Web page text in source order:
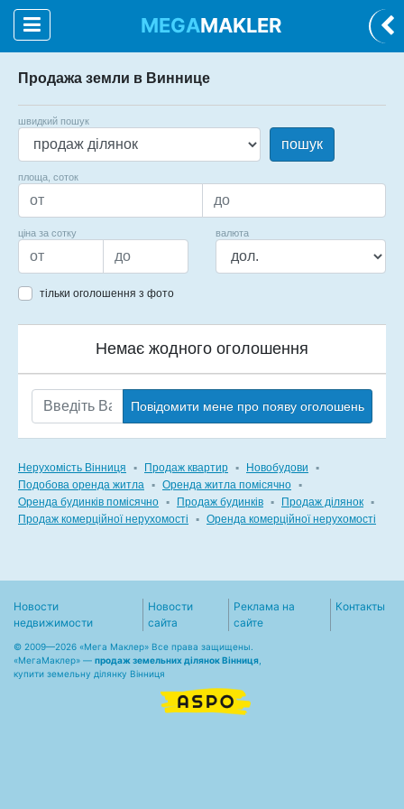
MEGAMAKLER
Продажа земли в Виннице
швидкий пошук
пошук
площа, соток
ціна за сотку валюта
тільки оголошення з фото
Немає жодного оголошення
Повідомити мене про появу оголошень
Нерухомість Вінниця ▪ Продаж квартир ▪ Новобудови
▪
Подобова оренда житла ▪ Оренда житла помісячно ▪
Оренда будинків помісячно ▪ Продаж будинків ▪ Продаж ділянок ▪
Продаж комерційної нерухомості
▪ Оренда комерційної нерухомості
Новости
недвижимости
Новости
сайта
Реклама на
сайте
Контакты
© 2009—2026 «Мега Маклер» Все права защищены.
«МегаМаклер» — продаж земельних ділянок Вінниця
купити земельну ділянку Вінниця